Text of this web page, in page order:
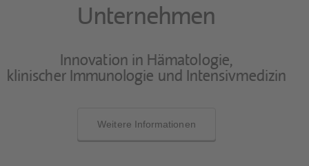
Unternehmen
Innovation in Hämatologie,
klinischer Immunologie und Intensivmedizin
Weitere Informationen